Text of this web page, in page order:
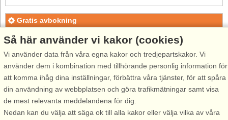
Om området
Gratis avbokning
ankomster under perioden 18/7-2026 till 1/1-2027
Gratis avbokning fram till 35 dagar före ankomst. Gäller för
ankomster under perioden 2/1 till 31/12-2027
Se villkor här
Så här använder vi kakor (cookies)
Vi använder data från våra egna kakor och tredjepartskakor. Vi
använder dem i kombination med tillhörande personlig information för
att komma ihåg dina inställningar, förbättra våra tjänster, för att spåra
din användning av webbplatsen och göra trafikmätningar samt visa
de mest relevanta meddelandena för dig.
Nedan kan du välja att säga ok till alla kakor eller välja vilka av våra